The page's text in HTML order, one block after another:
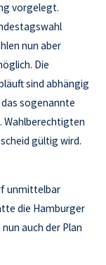
vorgelegt.
nun aber
Die
sind abhängig
sogenannte
Wahlberechtigten
gültig wird.
unmittelbar
die Hamburger
auch der Plan